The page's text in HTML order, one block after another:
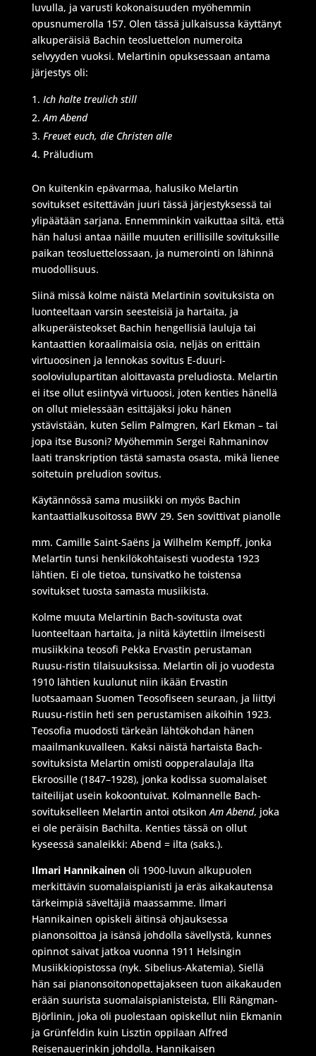
luvulla, ja varusti kokonaisuuden myöhemmin
opusnumerolla 157. Olen tässä julkaisussa käyttänyt
alkuperäisiä Bachin teosluettelon numeroita
selvyyden vuoksi. Melartinin opuksessaan antama
järjestys oli:
Ich halte treulich still
Am Abend
Freuet euch, die Christen alle
Präludium
On kuitenkin epävarmaa, halusiko Melartin
sovitukset esitettävän juuri tässä järjestyksessä tai
ylipäätään sarjana. Ennemminkin vaikuttaa siltä, että
hän halusi antaa näille muuten erillisille sovituksille
paikan teosluettelossaan, ja numerointi on lähinnä
muodollisuus.
Siinä missä kolme näistä Melartinin sovituksista on
luonteeltaan varsin seesteisiä ja hartaita, ja
alkuperäisteokset Bachin hengellisiä lauluja tai
kantaattien koraalimaisia osia, neljäs on erittäin
virtuoosinen ja lennokas sovitus E-duuri-
sooloviulupartitan aloittavasta preludiosta. Melartin
ei itse ollut esiintyvä virtuoosi, joten kenties hänellä
on ollut mielessään esittäjäksi joku hänen
ystävistään, kuten Selim Palmgren, Karl Ekman – tai
jopa itse Busoni? Myöhemmin Sergei Rahmaninov
laati transkription tästä samasta osasta, mikä lienee
soitetuin preludion sovitus.
Käytännössä sama musiikki on myös Bachin
kantaattialkusoitossa BWV 29. Sen sovittivat pianolle
mm. Camille Saint-Saëns ja Wilhelm Kempff, jonka
Melartin tunsi henkilökohtaisesti vuodesta 1923
lähtien. Ei ole tietoa, tunsivatko he toistensa
sovitukset tuosta samasta musiikista.
Kolme muuta Melartinin Bach-sovitusta ovat
luonteeltaan hartaita, ja niitä käytettiin ilmeisesti
musiikkina teosofi Pekka Ervastin perustaman
Ruusu-ristin tilaisuuksissa. Melartin oli jo vuodesta
1910 lähtien kuulunut niin ikään Ervastin
luotsaamaan Suomen Teosofiseen seuraan, ja liittyi
Ruusu-ristiin heti sen perustamisen aikoihin 1923.
Teosofia muodosti tärkeän lähtökohdan hänen
maailmankuvalleen. Kaksi näistä hartaista Bach-
sovituksista Melartin omisti oopperalaulaja Ilta
Ekroosille (1847–1928), jonka kodissa suomalaiset
taiteilijat usein kokoontuivat. Kolmannelle Bach-
sovitukselleen Melartin antoi otsikonAm Abend, joka
ei ole peräisin Bachilta. Kenties tässä on ollut
kyseessä sanaleikki: Abend = ilta (saks.).
Ilmari Hannikainen oli 1900-luvun alkupuolen
merkittävin suomalaispianisti ja eräs aikakautensa
tärkeimpiä säveltäjiä maassamme. Ilmari
Hannikainen opiskeli äitinsä ohjauksessa
pianonsoittoa ja isänsä johdolla sävellystä, kunnes
opinnot saivat jatkoa vuonna 1911 Helsingin
Musiikkiopistossa (nyk. Sibelius-Akatemia). Siellä
hän sai pianonsoitonopettajakseen tuon aikakauden
erään suurista suomalaispianisteista, Elli Rängman-
Björlinin, joka oli puolestaan opiskellut niin Ekmanin
ja Grünfeldin kuin Lisztin oppilaan Alfred
Reisenauerinkin johdolla. Hannikaisen